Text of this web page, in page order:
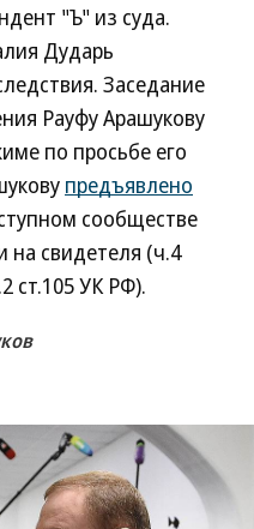
"Ъ" из суда.
Дударь
Заседание
Рауфу Арашукову
по просьбе его
предъявлено
сообществе
на свидетеля (ч.4
ст.105 УК РФ).